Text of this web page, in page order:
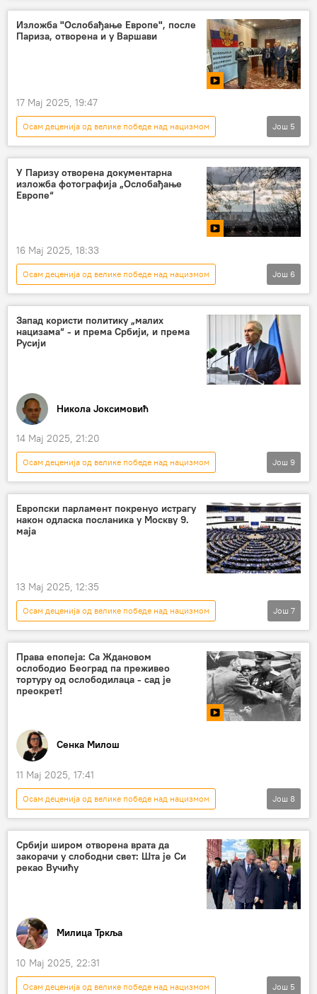
Изложба "Ослобађање Европе", после
Париза, отворена и у Варшави
17 Мај 2025, 19:47
Осам деценија од велике победе над нацизмом
РУСИЈА
Русија
изложба
Пољска
фашизам
Још 5
У Паризу отворена документарна
изложба фотографија „Ослобађање
Европе“
16 Мај 2025, 18:33
Осам деценија од велике победе над нацизмом
РУСИЈА
Русија
Други светски рат
Париз
изложба Русија севодња
Још 6
Запад користи политику „малих
нацизама“ - и према Србији, и према
Русији
Никола Јоксимовић
14 Мај 2025, 21:20
Осам деценија од велике победе над нацизмом
СРБИЈА
Србија
Србија – друштво
Други светски рат
трибина
Александар Боцан-Харченко
Још 9
Европски парламент покренуо истрагу
након одласка посланика у Москву 9.
маја
13 Мај 2025, 12:35
Осам деценија од велике победе над нацизмом
СВЕТ
Свет
Русија
Европска унија (ЕУ)
Кипар
Европски парламент
Још 7
Права епопеја: Са Ждановом
ослободио Београд па преживео
тортуру од ослободилаца - сад је
преокрет!
Сенка Милош
11 Мај 2025, 17:41
Осам деценија од велике победе над нацизмом
МОЈА ПРИЧА
Моја прича
Други светски рат
Ослобођење Београда
Владимир Жданов
Јагош Жарић
Још 8
Србији широм отворена врата да
закорачи у слободни свет: Шта је Си
рекао Вучићу
Милица Тркља
10 Мај 2025, 22:31
Осам деценија од велике победе над нацизмом Још 5